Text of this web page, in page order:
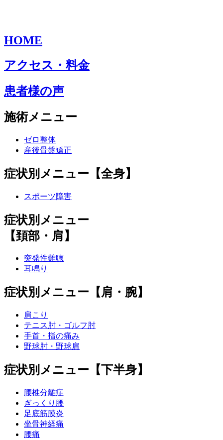
HOME
アクセス・料金
患者様の声
施術メニュー
ゼロ整体
産後骨盤矯正
症状別メニュー【全身】
スポーツ障害
症状別メニュー
【頚部・肩】
突発性難聴
耳鳴り
症状別メニュー【肩・腕】
肩こり
テニス肘・ゴルフ肘
手首・指の痛み
野球肘・野球肩
症状別メニュー【下半身】
腰椎分離症
ぎっくり腰
足底筋膜炎
坐骨神経痛
腰痛